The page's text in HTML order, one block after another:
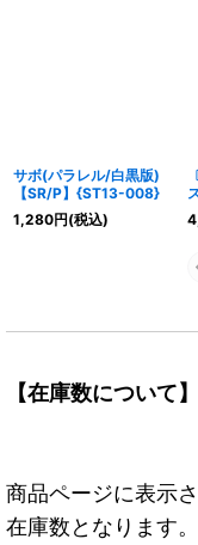
サボ(パラレル/白黒版)
【SR/P】{ST13-008}
1,280円(税込)
【在庫数について】
商品ページに表示
在庫数となります